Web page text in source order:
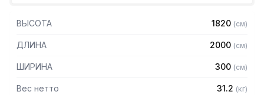
430 толщиной 2 мм
— Четыре решетчатые полки из нержавеющей стали
марки AISI 430 толщиной 0,8 мм
— Расстояние между полками регулируемое с шагом 50
— Регулируемые опоры
ВЫСОТА 1820 (см)
ДЛИНА 2000 (см)
ШИРИНА 300 (см)
Вес нетто 31.2 (кг)